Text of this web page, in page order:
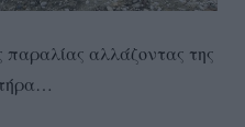
αλλάζοντας της